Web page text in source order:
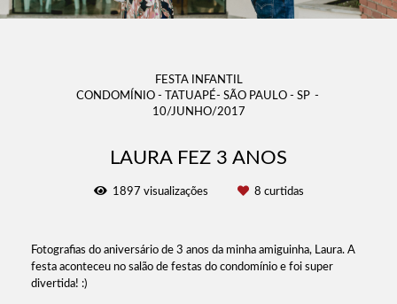
FESTA INFANTIL
CONDOMÍNIO - TATUAPÉ- SÃO PAULO - SP
10/JUNHO/2017
LAURA FEZ 3 ANOS
1897 visualizações 8 curtidas
Fotografias do aniversário de 3 anos da minha amiguinha, Laura. A
festa aconteceu no salão de festas do condomínio e foi super
divertida! :)